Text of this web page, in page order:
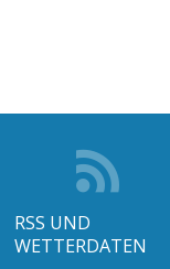
RSS UND
WETTERDATEN